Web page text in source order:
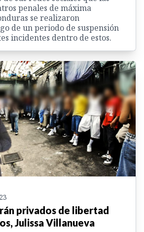
penales de máxima
se realizaron
de un periodo de suspensión
incidentes dentro de estos.
privados de libertad
Julissa Villanueva